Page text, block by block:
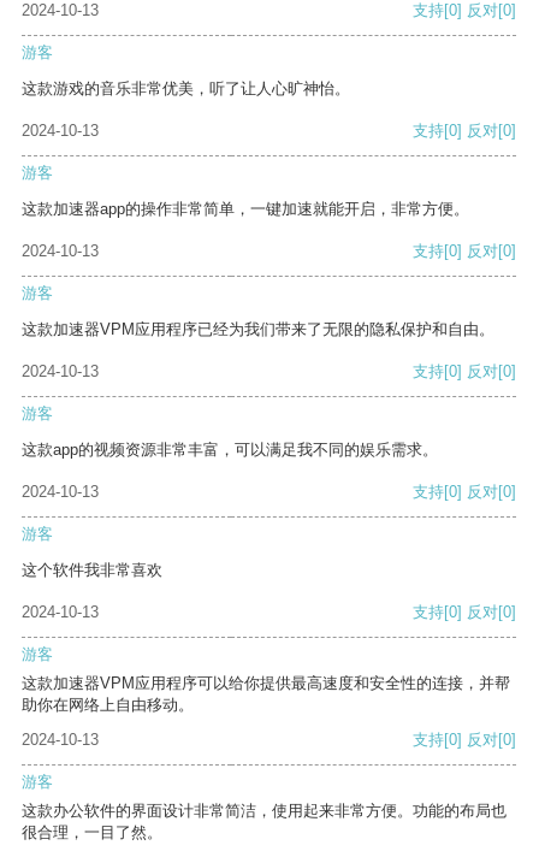
2024-10-13 支持[0] 反对[0]
游客
这款游戏的音乐非常优美，听了让人心旷神怡。
2024-10-13 支持[0] 反对[0]
游客
这款加速器app的操作非常简单，一键加速就能开启，非常方便。
2024-10-13 支持[0] 反对[0]
游客
这款加速器VPM应用程序已经为我们带来了无限的隐私保护和自由。
2024-10-13 支持[0] 反对[0]
游客
这款app的视频资源非常丰富，可以满足我不同的娱乐需求。
2024-10-13 支持[0] 反对[0]
游客
这个软件我非常喜欢
2024-10-13 支持[0] 反对[0]
游客
这款加速器VPM应用程序可以给你提供最高速度和安全性的连接，并帮
助你在网络上自由移动。
2024-10-13
支持[0] 反对[0]
游客
这款办公软件的界面设计非常简洁，使用起来非常方便。功能的布局也
很合理，一目了然。